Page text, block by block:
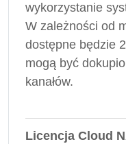
wykorzystanie
W zależności od
dostępne będzie
mogą być
kanałów.
Licencja Cloud